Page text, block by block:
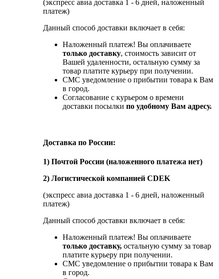
(экспресс авиа доставка 1 - 6 дней, наложенный
платеж)
Данный способ доставки включает в себя:
Наложенный платеж! Вы оплачиваете
только доставку, стоимость зависит от
Вашей удаленности, остальную сумму за
товар платите курьеру при получении.
СМС уведомление о прибытии товара к Вам
в город.
Согласование с курьером о времени
доставки посылки по удобному Вам адресу.
Доставка по России:
1) Почтой России (наложенного платежа нет)
2) Логистической компанией CDEK
(экспресс авиа доставка 1 - 6 дней, наложенный
платеж)
Данный способ доставки включает в себя:
Наложенный платеж! Вы оплачиваете
только доставку, остальную сумму за товар
платите курьеру при получении.
СМС уведомление о прибытии товара к Вам
в город.